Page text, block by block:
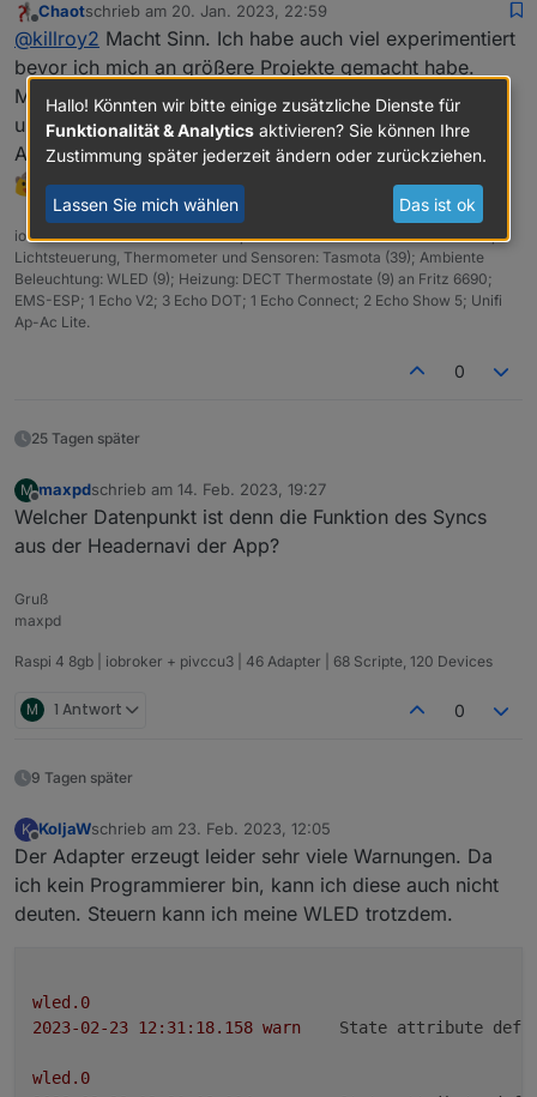
dürfte nach meinem Gefühl die billigste
Verdrahtungsvariante sein.
durchwühlen und mal einen Raum mit einem Streifen
probeweise ausstatten bevor ich mich an die
Lichtdecke mache.
Offline
Chaotschrieb am 20. Jan. 2023, 22:59
zuletzt editiert von
@killroy2 Macht Sinn. Ich habe auch viel experimentiert
bevor ich mich an größere Projekte gemacht habe.
Meine Frau war schon zeitweise recht angekratzt: "Du
und deine Lämpchen!"
Aber am Ende hat ihr dann doch jedes Projekt gefallen
ioBroker auf NUC unter Proxmox; VIS: 12" Touchscreen und 17" Touch;
Lichtsteuerung, Thermometer und Sensoren: Tasmota (39); Ambiente
Beleuchtung: WLED (9); Heizung: DECT Thermostate (9) an Fritz 6690;
EMS-ESP; 1 Echo V2; 3 Echo DOT; 1 Echo Connect; 2 Echo Show 5; Unifi
Ap-Ac Lite.
0
25 Tagen später
M
Offline
maxpdschrieb am 14. Feb. 2023, 19:27
zuletzt editiert von
Welcher Datenpunkt ist denn die Funktion des Syncs
aus der Headernavi der App?
Gruß
maxpd
Raspi 4 8gb | iobroker + pivccu3 | 46 Adapter | 68 Scripte, 120 Devices
M 1 Antwort 0
9 Tagen später
K
Offline
KoljaWschrieb am 23. Feb. 2023, 12:05
zuletzt editiert von
Der Adapter erzeugt leider sehr viele Warnungen. Da
ich kein Programmierer bin, kann ich diese auch nicht
deuten. Steuern kann ich meine WLED trotzdem.
wled.0
warn State attribute
wled.0
Hallo! Könnten wir bitte einige zusätzliche Dienste für
Funktionalität & Analytics aktivieren? Sie können Ihre
Zustimmung später jederzeit ändern oder zurückziehen.
Lassen Sie mich wählen Das ist ok